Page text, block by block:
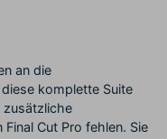
an die
komplette Suite
zusätzliche
Cut Pro fehlen. Sie